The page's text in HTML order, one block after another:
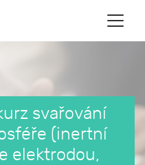
svařování
(inertní
elektrodou,